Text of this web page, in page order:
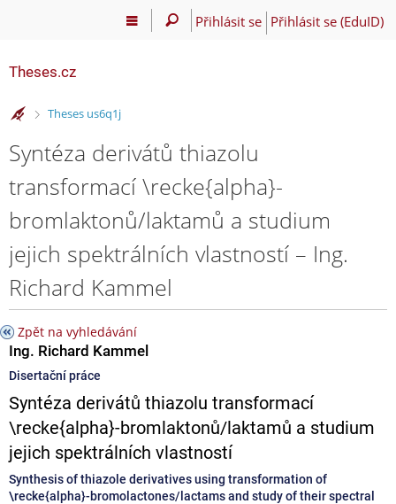
Přihlásit se Přihlásit se (EduID)
Theses.cz
>
Theses us6q1j
Syntéza derivátů thiazolu
transformací \recke{alpha}-
bromlaktonů/laktamů a studium
jejich spektrálních vlastností – Ing.
Richard Kammel
Zpět na vyhledávání
Ing. Richard Kammel
Disertační práce
Syntéza derivátů thiazolu transformací
\recke{alpha}-bromlaktonů/laktamů a studium
jejich spektrálních vlastností
Synthesis of thiazole derivatives using transformation of
\recke{alpha}-bromolactones/lactams and study of their spectral